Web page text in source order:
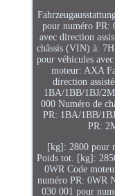
pour numéro PR:
avec direction
châssis (VIN) à:
pour véhicules
moteur: AXA
direction
1BA/1BB/1BJ/
000 Numéro de
PR: 1BA/1BB/
PR:
[kg]: 2800 pour
Poids tot. [kg]:
0WR Code
numéro PR: 0WR
030 001 pour